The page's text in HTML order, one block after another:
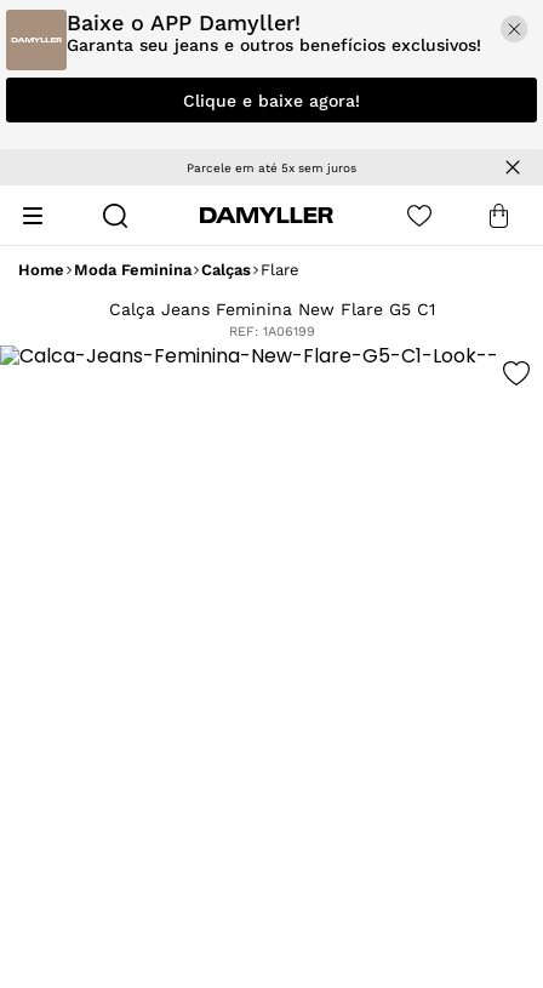
Baixe o APP Damyller!
Garanta seu jeans e outros benefícios exclusivos!
Clique e baixe agora!
Parcele em até 5x sem juros
Home Moda Feminina Calças Flare
Calça Jeans Feminina New Flare G5 C1
REF: 1A06199